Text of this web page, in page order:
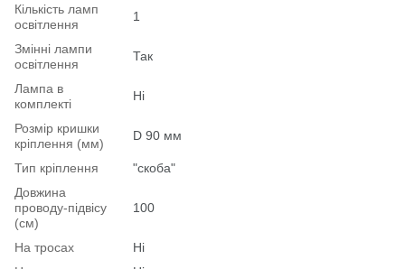
Кількість ламп
освітлення
1
Змінні лампи
освітлення
Так
Лампа в
комплекті
Ні
Розмір кришки
кріплення (мм)
D 90 мм
Тип кріплення
"скоба"
Довжина
проводу-підвісу
(см)
100
На тросах
Ні